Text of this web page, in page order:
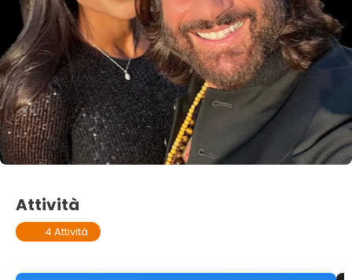
Attività
4 Attività